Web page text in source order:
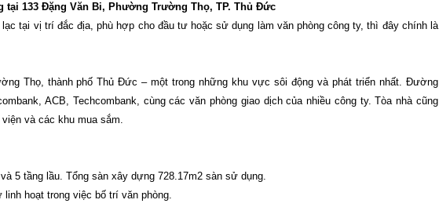
tại 133 Đặng Văn Bi, Phường Trường Thọ, TP. Thủ Đức
tại vị trí đắc địa, phù hợp cho đầu tư hoặc sử dụng làm văn phòng công ty, thì đây chính là
Thọ, thành phố Thủ Đức – một trong những khu vực sôi động và phát triển nhất. Đường
ACB, Techcombank, cùng các văn phòng giao dịch của nhiều công ty. Tòa nhà cũng
và các khu mua sắm.
5 tầng lầu. Tổng sàn xây dựng 728.17m2 sàn sử dụng.
hoạt trong việc bố trí văn phòng.